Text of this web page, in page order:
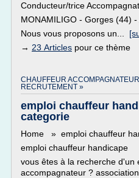
Conducteur/trice
MONAMILIGO - Gorges (44)
Nous vous proposons un...
→ 23 Articles pour ce thème
CHAUFFEUR
RECRUTEMENT »
emploi chauffeur
categorie
Home » emploi chauffeur
emploi chauffeur handicape
vous êtes à la recherche d'un
accompagnateur ?